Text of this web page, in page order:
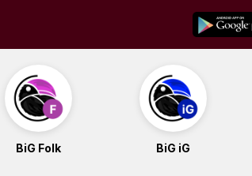
BiG Folk BiG iG